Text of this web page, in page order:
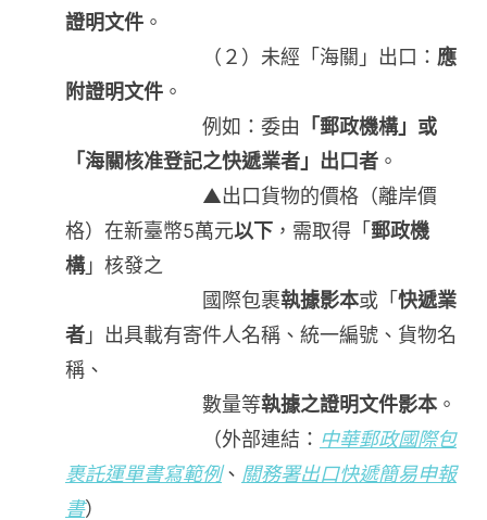
證明文件 。
（２）未經「海關」出口： 應
附證明文件 。
例如：委由 「郵政機構」或
「海關核准登記之快遞業者」出口者 。
▲出口貨物的價格（離岸價
格）在新臺幣5萬元以下 ，需取得「 郵政機
構」核發之
國際包裹執據影本或「 快遞業
者 」出具載有寄件人名稱、統一編號、貨物名
稱、
數量等執據之證明文件影本 。
（外部連結： 中華郵政國際包
裹託運單書寫範例、 關務署出口快遞簡易申報
書）